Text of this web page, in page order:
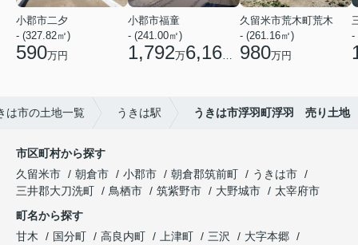
小郡市二夕
- (327.82㎡)
590万円
小郡市福童
- (241.00㎡)
1,792万6,160 円
久留米市荒木町荒木
- (261.16㎡)
980万円
-
は市の土地一覧 うきは駅 うきは市浮羽町浮羽 売り土地
市区町村から探す
久留米市
朝倉市 小郡市 朝倉郡筑前町
うきは市
三井郡大刀洗町
鳥栖市 筑紫野市 大野城市
太宰府市
町名から探す
甘木
国分町 高良内町 上津町 三沢
大字本郷